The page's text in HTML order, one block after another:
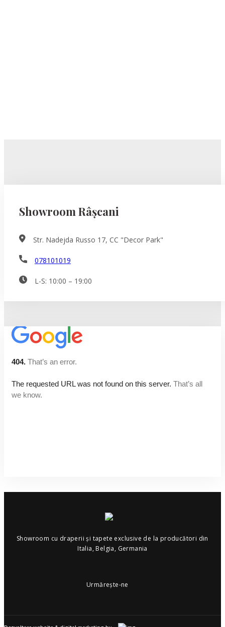
Showroom Râșcani
Str. Nadejda Russo 17, CC "Decor Park"
078101019
L-S: 10:00 – 19:00
Showroom cu draperii și tapete exclusive de la producători din
Italia, Belgia, Germania
Urmărește-ne